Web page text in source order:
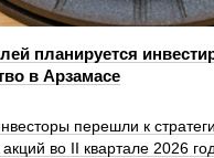
планируется
в Арзамасе
перешли к
во II квартале 2026